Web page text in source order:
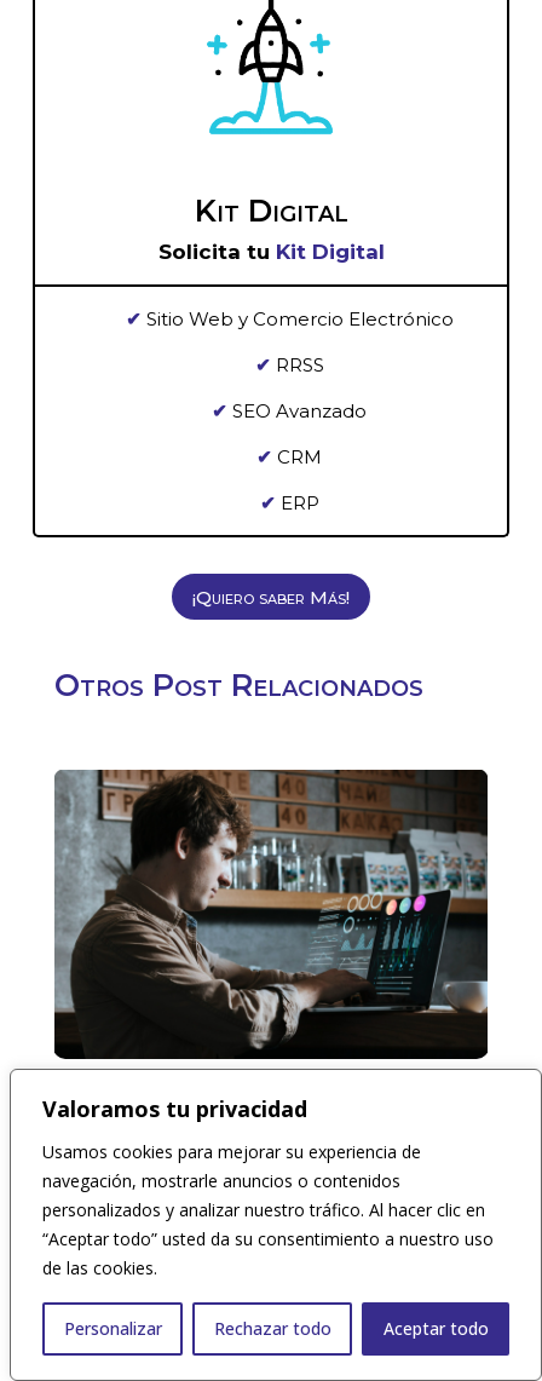
Valoramos tu privacidad
Usamos cookies para mejorar su experiencia de
navegación, mostrarle anuncios o contenidos
personalizados y analizar nuestro tráfico. Al hacer clic en
“Aceptar todo” usted da su consentimiento a nuestro uso
de las cookies.
Personalizar Rechazar todo Aceptar todo
Kit Digital
Solicita tu Kit Digital
✔ Sitio Web y Comercio Electrónico
✔ RRSS
✔ SEO Avanzado
✔ CRM
✔ ERP
¡Quiero saber Más!
Otros Post Relacionados
Kit Digital Autónomos Sin
Empleados: ¿Cómo Aprovechar
3000€?
Abr 10, 2025| Blog,Kit Digital
Descubre cómo el Kit Digital para
Autónomos Sin Empleados te ayuda a
leer más